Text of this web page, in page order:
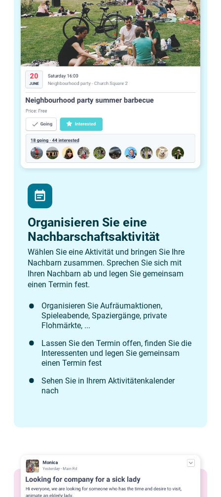
event_note
Organisieren Sie eine
Nachbarschaftsaktivität
Wählen Sie eine Aktivität und bringen Sie Ihre
Nachbarn zusammen. Sprechen Sie sich mit
Ihren Nachbarn ab und legen Sie gemeinsam
einen Termin fest.
Organisieren Sie Aufräumaktionen,
Spieleabende, Spaziergänge, private
Flohmärkte, ...
Lassen Sie den Termin offen, finden Sie die
Interessenten und legen Sie gemeinsam
einen Termin fest
Sehen Sie in Ihrem Aktivitätenkalender
nach